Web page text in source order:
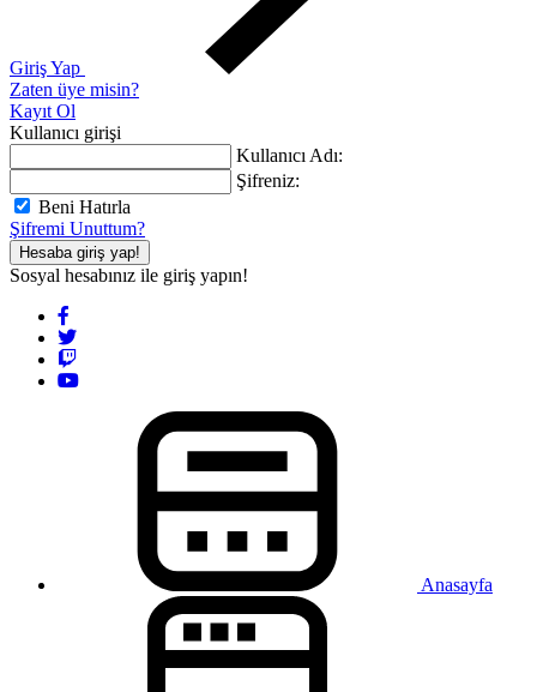
Giriş Yap
Zaten üye misin?
Kayıt Ol
Kullanıcı girişi
Kullanıcı Adı:
Şifreniz:
Beni Hatırla
Şifremi Unuttum?
Hesaba giriş yap!
Sosyal hesabınız ile giriş yapın!
Anasayfa